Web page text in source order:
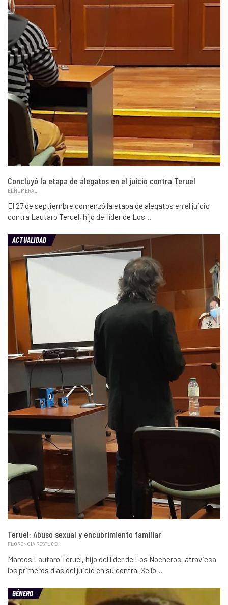
Concluyó la etapa de alegatos en el juicio contra Teruel
ELNUMERAL
El 27 de septiembre comenzó la etapa de alegatos en el juicio
contra Lautaro Teruel, hijo del líder de Los…
ACTUALIDAD
Teruel: Abuso sexual y encubrimiento familiar
FLORENCIA RESTUCCI
Marcos Lautaro Teruel, hijo del líder de Los Nocheros, atraviesa
los primeros días del juicio en su contra. Se lo…
GÉNERO